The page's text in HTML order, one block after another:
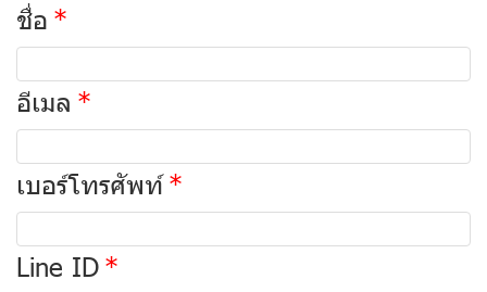
ชื่อ
อีเมล
เบอร์โทรศัพท์
Line ID